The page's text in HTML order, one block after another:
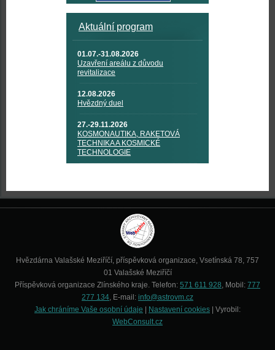
Aktuální program
01.07.-31.08.2026
Uzavření areálu z důvodu
revitalizace
12.08.2026
Hvězdný duel
27.-29.11.2026
KOSMONAUTIKA, RAKETOVÁ
TECHNIKA A KOSMICKÉ
TECHNOLOGIE
Hvězdárna Valašské Meziříčí, příspěvková organizace, Vsetínská 78, 757
01 Valašské Meziříčí
Příspěvková organizace Zlínského kraje. Telefon: 571 611 928, Mobil: 777
277 134, E-mail: info@astrovm.cz
Jak chráníme Vaše osobní údaje
Nastavení cookies | Vyrobil:
WebConsult.cz